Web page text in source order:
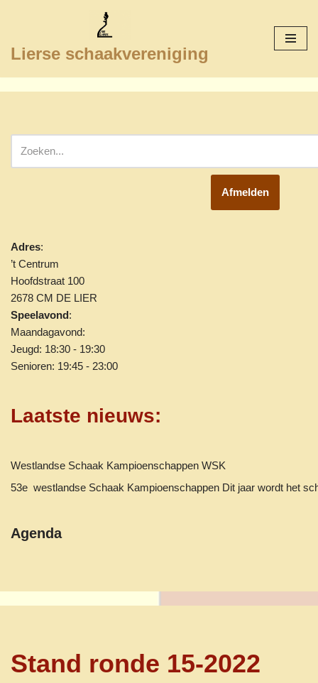
naar
inhoud
Lierse schaakvereniging
Afmelden
Adres:
’t Centrum
Hoofdstraat 100
2678 CM DE LIER
Speelavond:
Maandagavond:
Jeugd: 18:30 - 19:30
Senioren: 19:45 - 23:00
Laatste nieuws:
Westlandse Schaak Kampioenschappen WSK
53e westlandse Schaak Kampioenschappen Dit jaar wordt het
Agenda
Stand ronde 15-2022